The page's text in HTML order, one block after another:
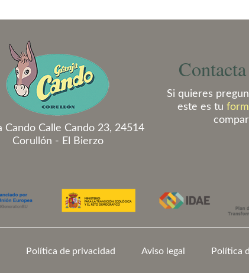
Cando Calle Cando 23, 24514
Corullón - El Bierzo
Si quieres
este es tu
Política de privacidad Aviso legal Política